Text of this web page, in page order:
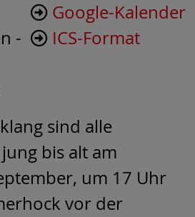
Google-Kalender
ICS-Format
-
sind alle
bis alt am
um 17 Uhr
vor der